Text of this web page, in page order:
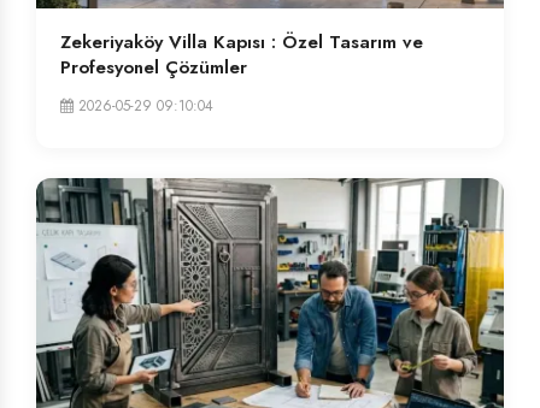
Zekeriyaköy Villa Kapısı : Özel Tasarım ve
Profesyonel Çözümler
2026-05-29 09:10:04